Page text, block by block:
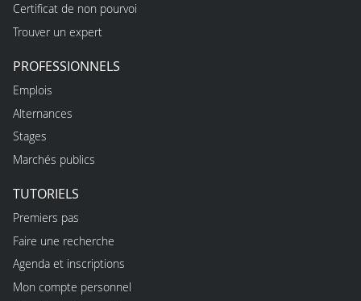
Certificat de non pourvoi
Trouver un expert
PROFESSIONNELS
Emplois
Alternances
Stages
Marchés publics
TUTORIELS
Premiers pas
Faire une recherche
Agenda et inscriptions
Mon compte personnel